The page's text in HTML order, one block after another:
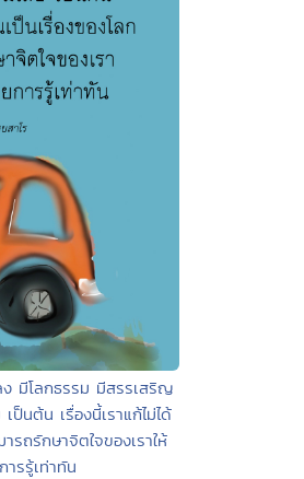
ง มีโลกธรรม มีสรรเสริญ
นต้น เรื่องนี้เราแก้ไม่ได้
รถรักษาจิตใจของเราให้
ารรู้เท่าทัน